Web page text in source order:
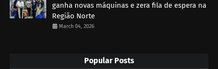
ganha novas máquinas e zera fila de espera na
Região Norte
March 04, 2026
Popular Posts